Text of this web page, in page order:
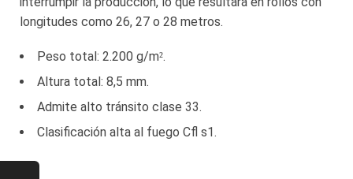
longitudes como 26, 27 o 28 metros.
Peso total: 2.200 g/m².
Altura total: 8,5 mm.
Admite alto tránsito clase 33.
Clasificación alta al fuego Cfl s1.